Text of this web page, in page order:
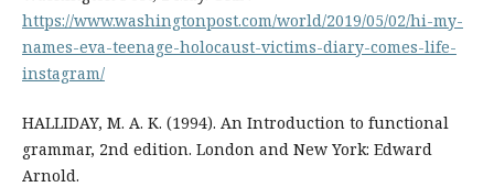
https://www.washingtonpost.com/world/2019/05/02/hi-my-
names-eva-teenage-holocaust-victims-diary-comes-life-
instagram/
HALLIDAY, M. A. K. (1994). An Introduction to functional
grammar, 2nd edition. London and New York: Edward
Arnold.